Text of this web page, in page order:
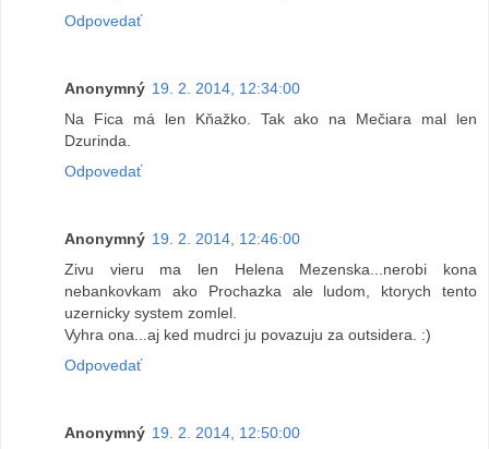
Odpovedať
Anonymný 19. 2. 2014, 12:34:00
Na Fica má len Kňažko. Tak ako na Mečiara mal len
Dzurinda.
Odpovedať
Anonymný 19. 2. 2014, 12:46:00
Zivu vieru ma len Helena Mezenska...nerobi kona
nebankovkam ako Prochazka ale ludom, ktorych tento
uzernicky system zomlel.
Vyhra ona...aj ked mudrci ju povazuju za outsidera. :)
Odpovedať
Anonymný 19. 2. 2014, 12:50:00